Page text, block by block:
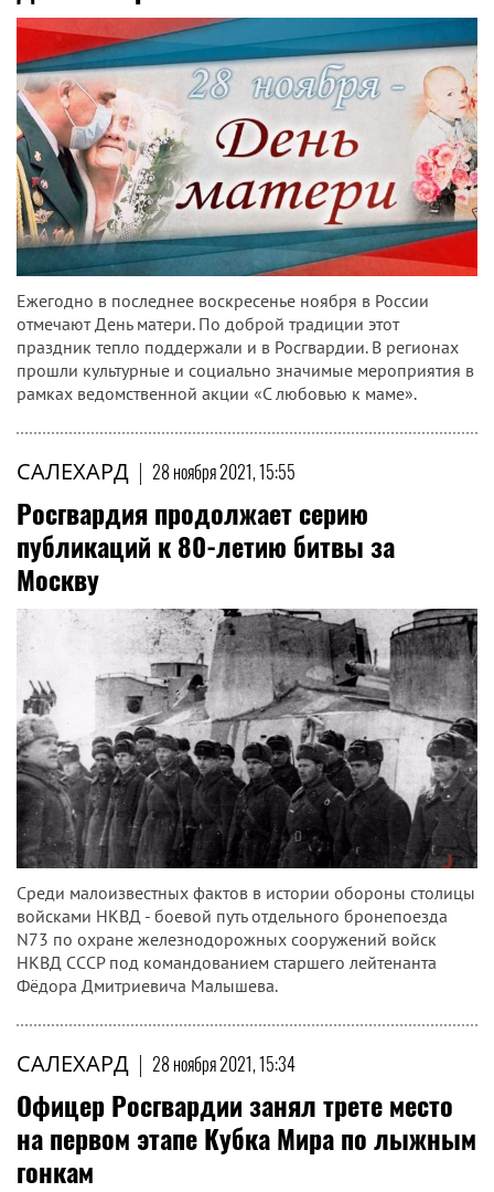
Ежегодно в последнее воскресенье ноября в России
отмечают День матери. По доброй традиции этот
праздник тепло поддержали и в Росгвардии. В регионах
прошли культурные и социально значимые мероприятия в
рамках ведомственной акции «С любовью к маме».
САЛЕХАРД | 28 ноября 2021, 15:55
Росгвардия продолжает серию
публикаций к 80-летию битвы за
Москву
Среди малоизвестных фактов в истории обороны столицы
войсками НКВД - боевой путь отдельного бронепоезда
N73 по охране железнодорожных сооружений войск
НКВД СССР под командованием старшего лейтенанта
Фёдора Дмитриевича Малышева.
САЛЕХАРД | 28 ноября 2021, 15:34
Офицер Росгвардии занял трете место
на первом этапе Кубка Мира по лыжным
гонкам